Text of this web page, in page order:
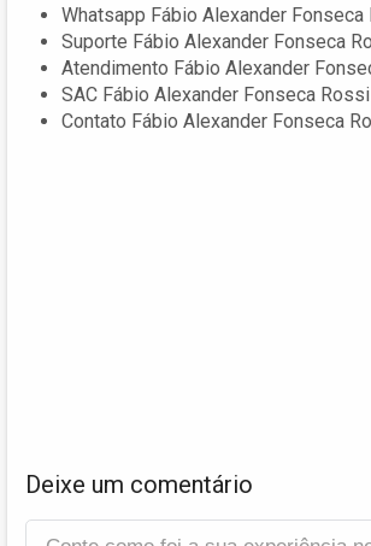
Whatsapp Fábio Alexander Fonseca
Suporte Fábio Alexander Fonseca
Atendimento Fábio Alexander
SAC Fábio Alexander Fonseca Rossi
Contato Fábio Alexander Fonseca
Deixe um comentário